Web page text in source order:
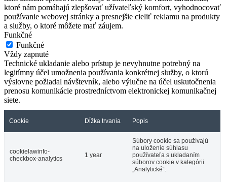
ktoré nám pomáhajú zlepšovať užívateľský komfort, vyhodnocovať
používanie webovej stránky a presnejšie cieliť reklamu na produkty
a služby, o ktoré môžete mať záujem.
Funkčné
Funkčné
Vždy zapnuté
Technické ukladanie alebo prístup je nevyhnutne potrebný na
legitímny účel umožnenia používania konkrétnej služby, o ktorú
výslovne požiadal návštevník, alebo výlučne na účel uskutočnenia
prenosu komunikácie prostredníctvom elektronickej komunikačnej
siete.
Cookie Dĺžka trvania Popis
cookielawinfo-
checkbox-analytics
1 year
Súbory cookie sa používajú
na uloženie súhlasu
používateľa s ukladaním
súborov cookie v kategórii
„Analytické“.